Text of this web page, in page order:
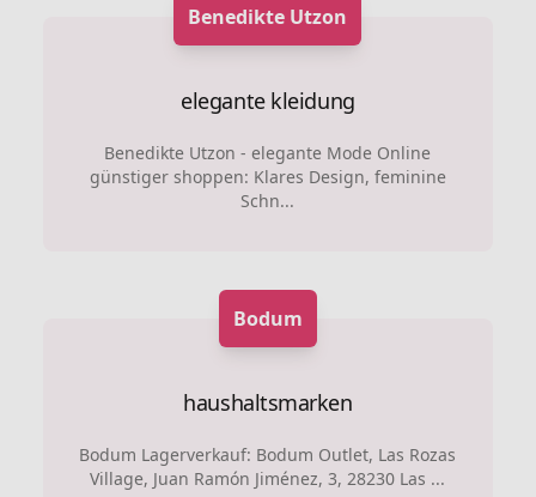
Benedikte Utzon
elegante kleidung
Benedikte Utzon - elegante Mode Online
günstiger shoppen: Klares Design, feminine
Schn...
Bodum
haushaltsmarken
Bodum Lagerverkauf: Bodum Outlet, Las Rozas
Village, Juan Ramón Jiménez, 3, 28230 Las ...